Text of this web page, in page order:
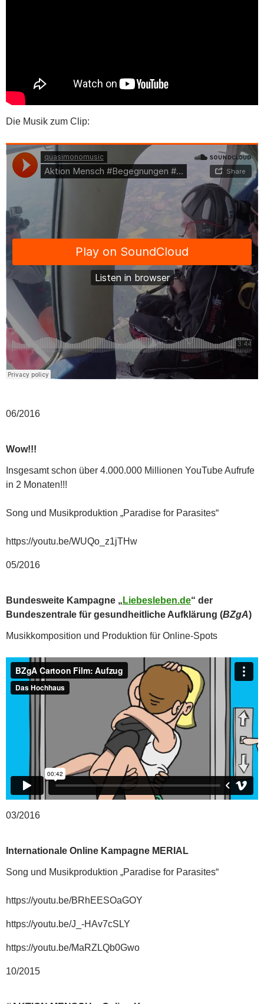
Die Musik zum Clip:
06/2016
Wow!!!
Insgesamt schon über 4.000.000 Millionen YouTube Aufrufe
in 2 Monaten!!!
Song und Musikproduktion „Paradise for Parasites“
https://youtu.be/WUQo_z1jTHw
05/2016
Bundesweite Kampagne „ Liebesleben.de“ der
Bundeszentrale für gesundheitliche Aufklärung (BZgA)
Musikkomposition und Produktion für Online-Spots
03/2016
Internationale Online Kampagne MERIAL
Song und Musikproduktion „Paradise for Parasites“
https://youtu.be/BRhEESOaGOY
https://youtu.be/J_-HAv7cSLY
https://youtu.be/MaRZLQb0Gwo
10/2015